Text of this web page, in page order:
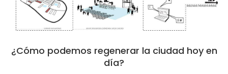
¿Cómo podemos regenerar la ciudad hoy en
día?